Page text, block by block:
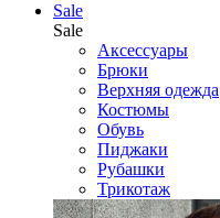
Sale
Sale
Аксессуары
Брюки
Верхняя одежда
Костюмы
Обувь
Пиджаки
Рубашки
Трикотаж